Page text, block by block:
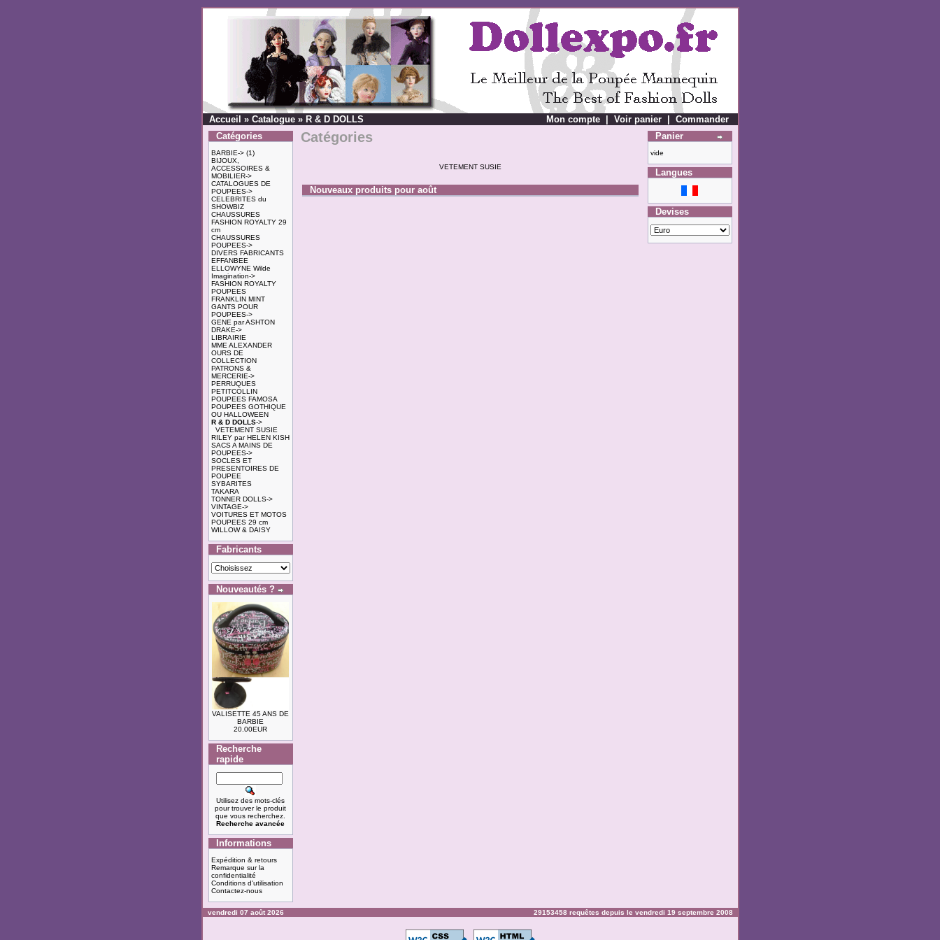
Accueil » Catalogue» R & D DOLLS Mon compte| Voir panier| Commander
Catégories
BARBIE->(1)
BIJOUX,
ACCESSOIRES &
MOBILIER->
CATALOGUES DE
POUPEES->
CELEBRITES du
SHOWBIZ
CHAUSSURES
FASHION ROYALTY 29
cm
CHAUSSURES
POUPEES->
DIVERS FABRICANTS
EFFANBEE
ELLOWYNE Wilde
Imagination->
FASHION ROYALTY
POUPEES
FRANKLIN MINT
GANTS POUR
POUPEES->
GENE par ASHTON
DRAKE->
LIBRAIRIE
MME ALEXANDER
OURS DE
COLLECTION
PATRONS &
MERCERIE->
PERRUQUES
PETITCOLLIN
POUPEES FAMOSA
POUPEES GOTHIQUE
OU HALLOWEEN
R & D DOLLS->
VETEMENT SUSIE
RILEY par HELEN KISH
SACS A MAINS DE
POUPEES->
SOCLES ET
PRESENTOIRES DE
POUPEE
SYBARITES
TAKARA
TONNER DOLLS->
VINTAGE->
VOITURES ET MOTOS
POUPEES 29 cm
WILLOW & DAISY
Fabricants
Nouveautés ?
VALISETTE 45 ANS DE
BARBIE
20.00EUR
Recherche
rapide
Utilisez des mots-clés
pour trouver le produit
que vous recherchez.
Recherche avancée
Informations
Expédition & retours
Remarque sur la
confidentialité
Conditions d'utilisation
Contactez-nous
Catégories
VETEMENT SUSIE
Nouveaux produits pour août
Panier
vide
Langues
Devises
vendredi 07 août 2026 29153458 requêtes depuis le vendredi 19 septembre 2008